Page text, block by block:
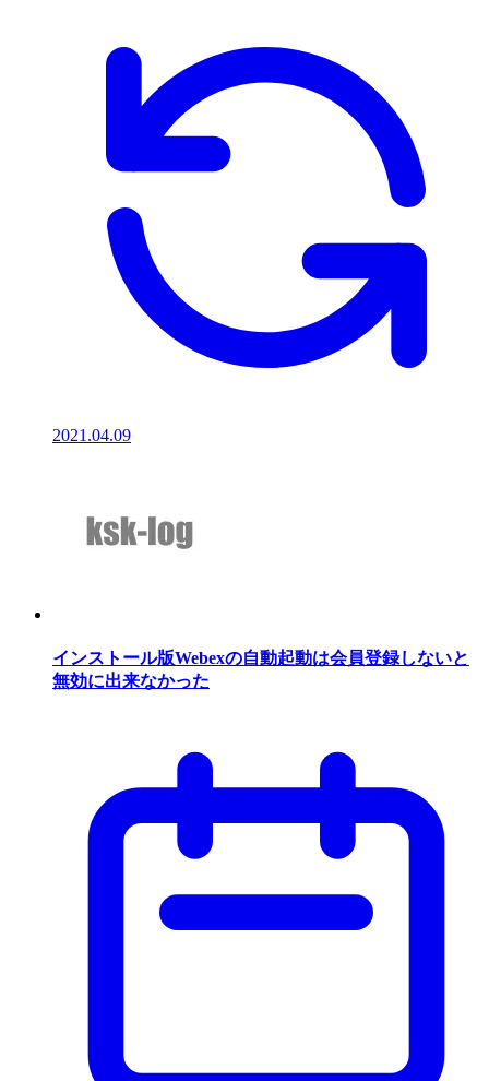
2021.04.09
インストール版Webexの自動起動は会員登録しないと
無効に出来なかった